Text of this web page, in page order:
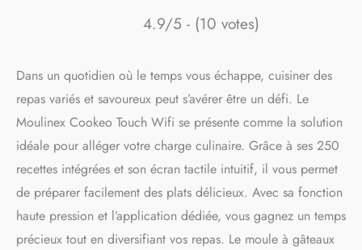
4.9/5 - (10 votes)
Dans un quotidien où le temps vous échappe, cuisiner des
repas variés et savoureux peut s’avérer être un défi. Le
Moulinex Cookeo Touch Wifi se présente comme la solution
idéale pour alléger votre charge culinaire. Grâce à ses 250
recettes intégrées et son écran tactile intuitif, il vous permet
de préparer facilement des plats délicieux. Avec sa fonction
haute pression et l’application dédiée, vous gagnez un temps
précieux tout en diversifiant vos repas. Le moule à gâteaux